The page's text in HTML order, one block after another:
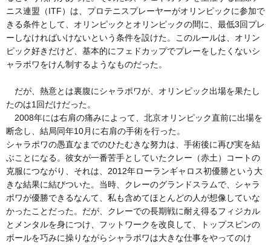
ニス連盟（ITF）は、プロテニスプレーヤーがオリンピックに参加で
きる条件として、オリンピックとオリンピックの間に、最低3回プレ
ーしなければいけないという条件を設けた。このルールは、オリン
ピック好きだけど、基本的にフェドカップでプレーをしたくないシ
ャラポワをけん制するようなものだった。
だが、熱意とは裏腹にシャラポワが、オリンピック出場を果たし
たのは1回だけだった。
2008年には右肩の痛みによって、北京オリンピック直前に出場を
断念し、結局同年10月に右肩の手術を行った。
シャラポワの愚直なまでのひたむきな努力は、手術後に再び実を結
ぶことになる。彼女が一番苦手としていたクレー（赤土）コートの
克服につながり、それは、2012年ローランギャロス初優勝という大
きな結果に結びついた。当時、クレーのグランドスラムで、シャラ
ポワが優勝できるなんて、私も含めてほとんどの人が想像していな
かったことだった。だが、クレーでの長期戦に耐え得るフィジカル
とメンタルを身につけ、フットワークを改良して、トップスピンの
ボールを巧みに操りながらシャラポワは大きな仕事をやってのけ